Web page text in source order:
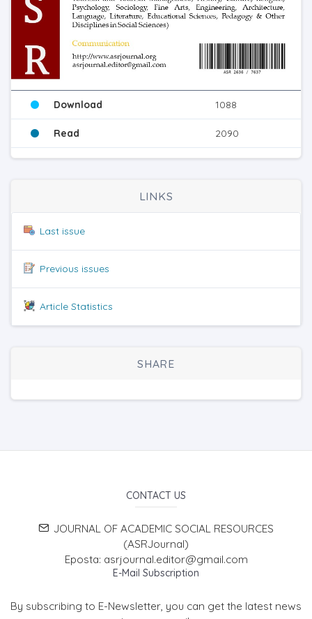
Download 1088
Read 2090
LINKS
Last issue
Previous issues
Article Statistics
SHARE
CONTACT US
JOURNAL OF ACADEMIC SOCIAL RESOURCES
(ASRJournal)
Eposta: asrjournal.editor@gmail.com
E-Mail Subscription
By subscribing to E-Newsletter, you can get the latest news